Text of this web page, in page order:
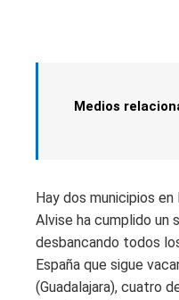
Medios
Hay dos municipios
Alvise ha cumplido un
desbancando todos
España que sigue
(Guadalajara), cuatro